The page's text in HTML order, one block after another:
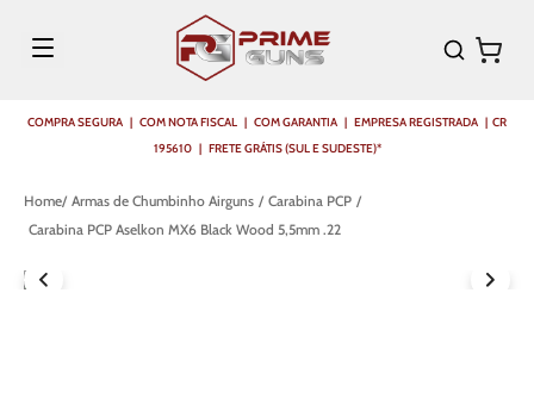
COMPRA SEGURA | COM NOTA FISCAL | COM GARANTIA | EMPRESA REGISTRADA | CR
195610 | FRETE GRÁTIS (SUL E SUDESTE)*
Armas de Chumbinho Airguns
Carabina PCP
Carabina PCP Aselkon MX6 Black Wood 5,5mm .22